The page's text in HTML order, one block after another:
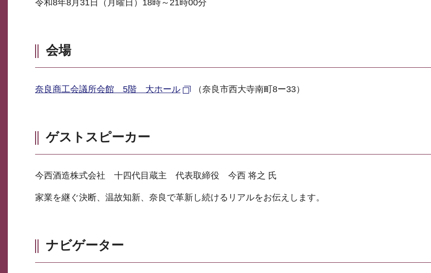
令和8年8月31日（月曜日）18時～21時00分
会場
奈良商工会議所会館 5階 大ホール （奈良市西大寺南町8ー33）
ゲストスピーカー
今西酒造株式会社 十四代目蔵主 代表取締役 今西 将之 氏
家業を継ぐ決断、温故知新、奈良で革新し続けるリアルをお伝えします。
ナビゲーター